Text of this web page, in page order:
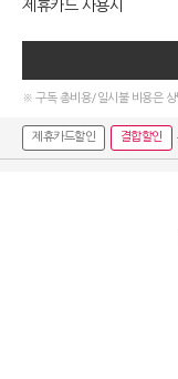
제휴카드 사용시
※ 구독 총비용/일시불 비용은 상
제휴카드할인 결합할인